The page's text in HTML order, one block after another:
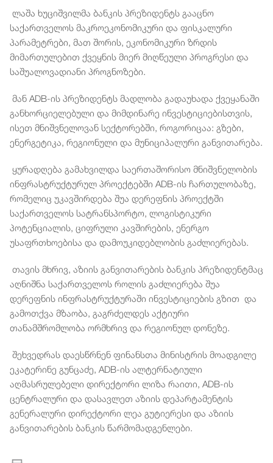
ლაშა ხუციშვილმა ბანკის პრეზიდენტს გააცნო
საქართველოს მაკროეკონომიკური და ფისკალური
პარამეტრები, მათ შორის, ეკონომიკური ზრდის
მიმართულებით ქვეყნის მიერ მიღწეული პროგრესი და
საშუალოვადიანი პროგნოზები.
მან ADB-ის პრეზიდენტს მადლობა გადაუხადა ქვეყანაში
განხორციელებული და მიმდინარე ინვესტიციებისთვის,
ისეთ მნიშვნელოვან სექტორებში, როგორიცაა: გზები,
ენერგეტიკა, რეგიონული და მუნიციპალური განვითარება.
ყურადღება გამახვილდა საერთაშორისო მნიშვნელობის
ინფრასტრუქტურულ პროექტებში ADB-ის ჩართულობაზე,
რომელიც უკავშირდება შუა დერეფნის პროექტში
საქართველოს სატრანსპორტო, ლოგისტიკური
პოტენციალის, ციფრული კავშირების, ენერგო
უსაფრთხოებისა და დამოუკიდებლობის გაძლიერებას.
თავის მხრივ, აზიის განვითარების ბანკის პრეზიდენტმაც
აღნიშნა საქართველოს როლის გაძლიერება შუა
დერეფნის ინფრასტრუქტურაში ინვესტიციების გზით და
გამოთქვა მზაობა, გაგრძელდეს აქტიური
თანამშრომლობა ორმხრივ და რეგიონულ დონეზე.
შეხვედრას დაესწრნენ ფინანსთა მინისტრის მოადგილე
ეკატერინე გუნცაძე, ADB-ის ალტერნატიული
აღმასრულებელი დირექტორი ლიზა რაითი, ADB-ის
ცენტრალური და დასავლეთ აზიის დეპარტამენტის
გენერალური დირექტორი ლეა გუტიერესი და აზიის
განვითარების ბანკის წარმომადგენლები.